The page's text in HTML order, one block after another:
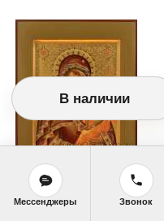
В наличии
Мессенджеры Звонок